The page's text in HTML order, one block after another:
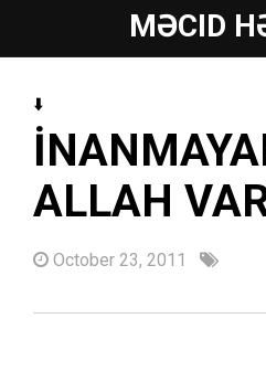
MƏCID
⬇️
ALLAH
October 23, 2011